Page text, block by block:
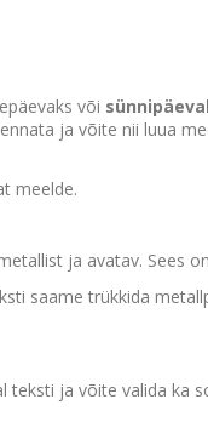
või
ja võite nii luua
meelde.
ja avatav. Sees
saame trükkida
ja võite valida ka